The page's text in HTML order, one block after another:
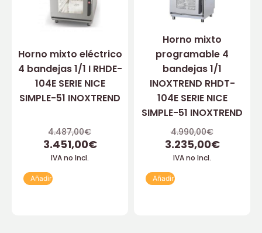
Horno mixto eléctrico
4 bandejas 1/1 I RHDE-
104E SERIE NICE
SIMPLE-51 INOXTREND
4.487,00€
3.451,00€
IVA no Incl.
Añadir
Horno mixto
programable 4
bandejas 1/1
INOXTREND RHDT-
104E SERIE NICE
SIMPLE-51 INOXTREND
4.990,00€
3.235,00€
IVA no Incl.
Añadir